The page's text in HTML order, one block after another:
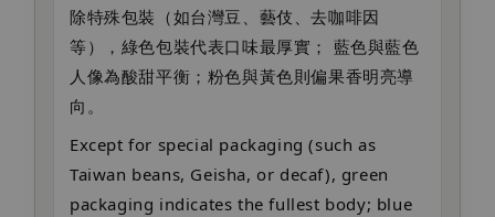
除特殊包裝（如台灣豆、藝伎、去咖啡因
等），綠色包裝代表口味最厚實； 藍色與藍色
人像為酸甜平衡；粉色與黃色則偏果香明亮導
向。
Except for special packaging (such as
Taiwan beans, Geisha, or decaf), green
packaging indicates the fullest body; blue